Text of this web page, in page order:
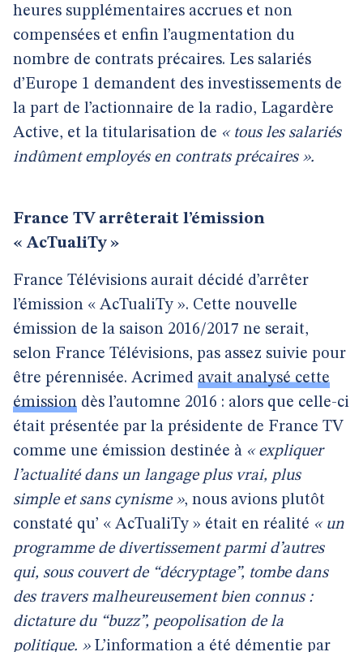
heures supplémentaires accrues et non
compensées et enfin l’augmentation du
nombre de contrats précaires. Les salariés
d’Europe 1 demandent des investissements de
la part de l’actionnaire de la radio, Lagardère
Active, et la titularisation de « tous les salariés
indûment employés en contrats précaires ».
France TV arrêterait l’émission
« AcTualiTy »
France Télévisions aurait décidé d’arrêter
l’émission « AcTualiTy ». Cette nouvelle
émission de la saison 2016/2017 ne serait,
selon France Télévisions, pas assez suivie pour
être pérennisée. Acrimed avait analysé cette
émission dès l’automne 2016 : alors que celle-ci
était présentée par la présidente de France TV
comme une émission destinée à « expliquer
l’actualité dans un langage plus vrai, plus
simple et sans cynisme », nous avions plutôt
constaté qu’ « AcTualiTy » était en réalité « un
programme de divertissement parmi d’autres
qui, sous couvert de “décryptage”, tombe dans
des travers malheureusement bien connus :
dictature du “buzz”, peopolisation de la
politique. »L’information a été démentie par